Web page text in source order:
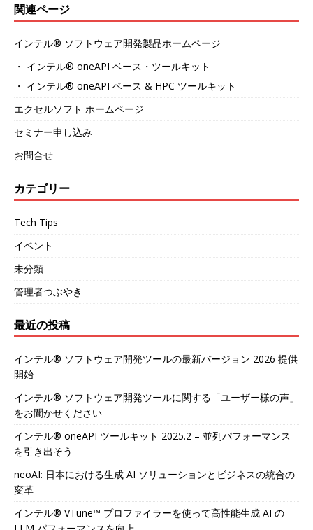
関連ページ
インテル® ソフトウェア開発製品ホームページ
・ インテル® oneAPI ベース・ツールキット
・ インテル® oneAPI ベース & HPC ツールキット
エクセルソフト ホームページ
セミナー申し込み
お問合せ
カテゴリー
Tech Tips
イベント
未分類
管理者つぶやき
最近の投稿
インテル® ソフトウェア開発ツールの最新バージョン 2026 提供
開始
インテル® ソフトウェア開発ツールに関する「ユーザー様の声」
をお聞かせください
インテル® oneAPI ツールキット 2025.2 – 並列パフォーマンス
を引き出そう
neoAI: 日本における生成 AI ソリューションとビジネスの統合の
変革
インテル® VTune™ プロファイラーを使って高性能生成 AI の